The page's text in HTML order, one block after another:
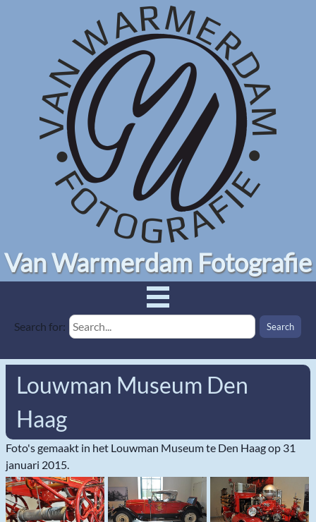
Louwman Museum Den
Haag
Foto's gemaakt in het Louwman Museum te Den Haag op 31
januari 2015.
Van Warmerdam Fotografie
Search for: